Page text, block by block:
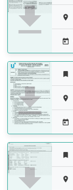
 







